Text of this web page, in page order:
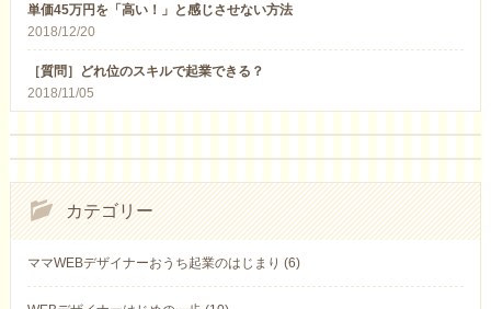
単価45万円を「高い！」と感じさせない方法
2018/12/20
［質問］どれ位のスキルで起業できる？
2018/11/05
カテゴリー
ママWEBデザイナーおうち起業のはじまり (6)